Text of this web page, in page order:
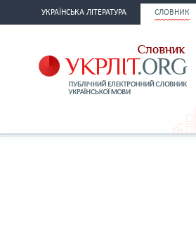
УКРАЇНСЬКА ЛІТЕРАТУРА СЛОВНИК